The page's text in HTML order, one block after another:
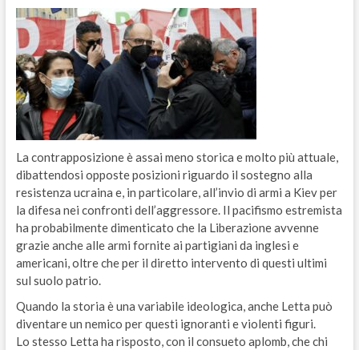
La contrapposizione è assai meno storica e molto più attuale,
dibattendosi opposte posizioni riguardo il sostegno alla
resistenza ucraina e, in particolare, all’invio di armi a Kiev per
la difesa nei confronti dell’aggressore. Il pacifismo estremista
ha probabilmente dimenticato che la Liberazione avvenne
grazie anche alle armi fornite ai partigiani da inglesi e
americani, oltre che per il diretto intervento di questi ultimi
sul suolo patrio.
Quando la storia è una variabile ideologica, anche Letta può
diventare un nemico per questi ignoranti e violenti figuri.
Lo stesso Letta ha risposto, con il consueto aplomb, che chi